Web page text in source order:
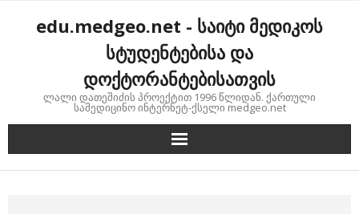
edu.medgeo.net - საიტი მედიკოს
სტუდენტებისა და
დოქტორანტებისათვის
ლალი დათეშიძის პროექტით 1996 წლიდან. ქართული
სამედიცინო ინტერნეტ-ქსელი medgeo.net